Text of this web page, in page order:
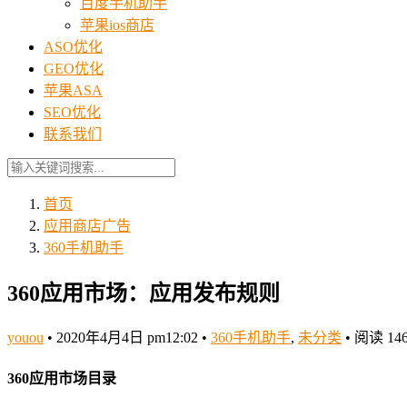
百度手机助手
苹果ios商店
ASO优化
GEO优化
苹果ASA
SEO优化
联系我们
首页
应用商店广告
360手机助手
360应用市场：应用发布规则
youou • 2020年4月4日 pm12:02 • 360手机助手, 未分类 • 阅读
360应用市场目录